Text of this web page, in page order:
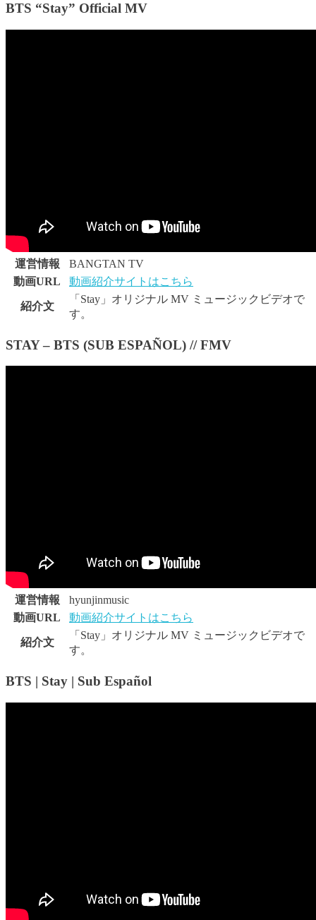
BTS “Stay” Official MV
運営情報
BANGTAN TV
動画URL
動画紹介サイトはこちら
紹介文
「Stay」オリジナル MV ミュージックビデオで
す。
STAY – BTS (SUB ESPAÑOL) // FMV
運営情報
hyunjinmusic
動画URL
動画紹介サイトはこちら
紹介文
「Stay」オリジナル MV ミュージックビデオで
す。
BTS | Stay | Sub Español